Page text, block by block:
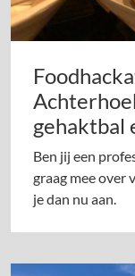
gehaktbal
Ben jij een
graag mee over
je dan nu aan.